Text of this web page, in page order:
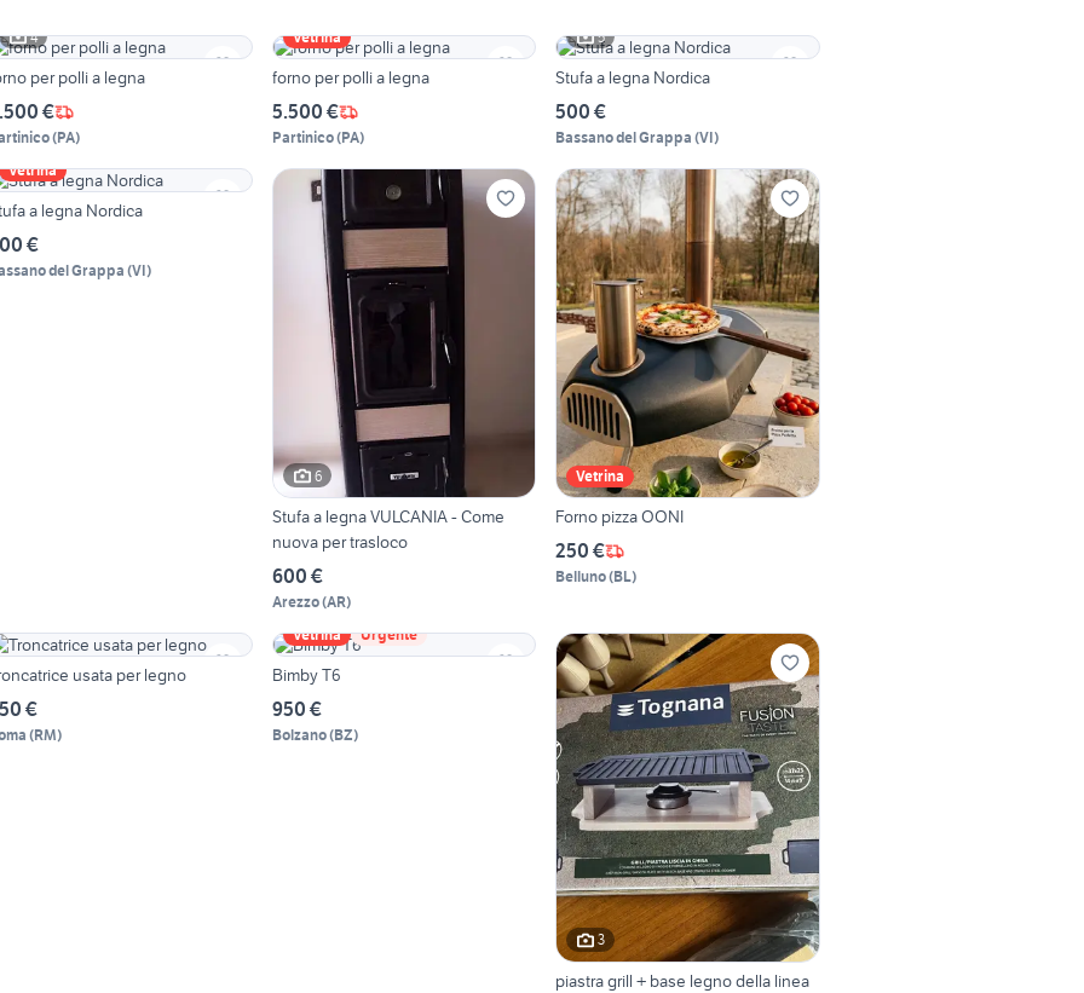
4
per polli a legna
€
(PA)
Vetrina
forno per polli a legna
5.500 €
Partinico(PA)
5
Stufa a legna Nordica
500 €
Bassano del Grappa (VI)
Vetrina
Stufa a legna Nordica
€
del Grappa (VI)
6
Stufa a legna VULCANIA - Come
nuova per trasloco
600 €
Arezzo(AR)
Vetrina
Forno pizza OONI
250 €
Belluno(BL)
usata per legno
€
(RM)
Vetrina Urgente
Bimby T6
950 €
Bolzano(BZ)
3
piastra grill + base legno della linea